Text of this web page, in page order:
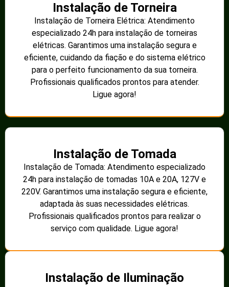
Instalação de Torneira
Instalação de Torneira Elétrica: Atendimento
especializado 24h para instalação de torneiras
elétricas. Garantimos uma instalação segura e
eficiente, cuidando da fiação e do sistema elétrico
para o perfeito funcionamento da sua torneira.
Profissionais qualificados prontos para atender.
Ligue agora!
Instalação de Tomada
Instalação de Tomada: Atendimento especializado
24h para instalação de tomadas 10A e 20A, 127V e
220V. Garantimos uma instalação segura e eficiente,
adaptada às suas necessidades elétricas.
Profissionais qualificados prontos para realizar o
serviço com qualidade. Ligue agora!
Instalação de Iluminação